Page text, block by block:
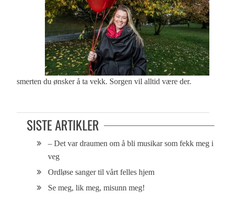
smerten du ønsker å ta vekk. Sorgen vil alltid være der.
SISTE ARTIKLER
– Det var draumen om å bli musikar som fekk meg i
veg
Ordløse sanger til vårt felles hjem
Se meg, lik meg, misunn meg!